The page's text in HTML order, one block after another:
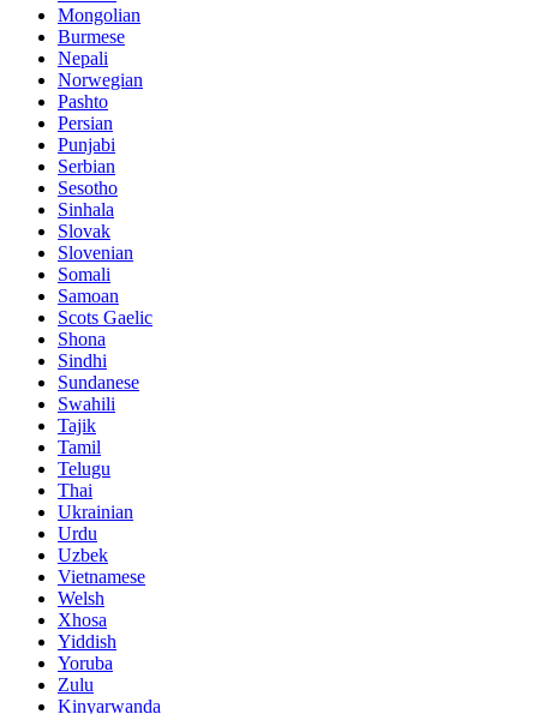
Mongolian
Burmese
Nepali
Norwegian
Pashto
Persian
Punjabi
Serbian
Sesotho
Sinhala
Slovak
Slovenian
Somali
Samoan
Scots Gaelic
Shona
Sindhi
Sundanese
Swahili
Tajik
Tamil
Telugu
Thai
Ukrainian
Urdu
Uzbek
Vietnamese
Welsh
Xhosa
Yiddish
Yoruba
Zulu
Kinyarwanda